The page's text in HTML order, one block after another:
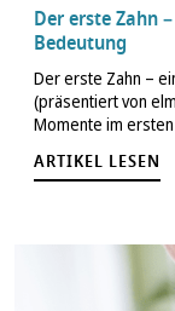
Der erste Zahn
Bedeutung
Der erste Zahn –
(präsentiert von
Momente im
ARTIKEL LESEN